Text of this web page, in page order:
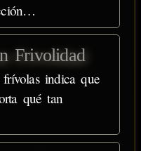
Frivolidad
indica que
qué tan